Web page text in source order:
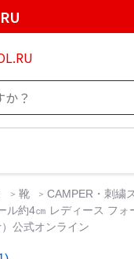
靴
CAMPER・刺繍
ル約4㎝ レディース フォ
公式オンライン